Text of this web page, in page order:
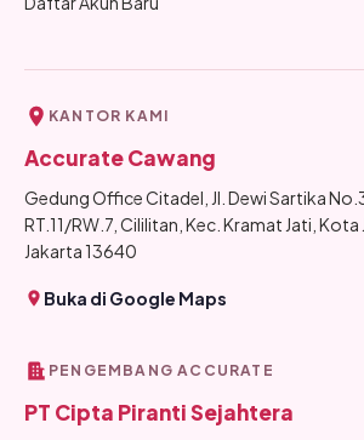
KANTOR KAMI
Accurate Cawang
Gedung Office Citadel, Jl. Dewi Sartika
RT.11/RW.7, Cililitan, Kec. Kramat Jati, Kota
Jakarta 13640
Buka di Google Maps
PENGEMBANG ACCURATE
PT Cipta Piranti Sejahtera